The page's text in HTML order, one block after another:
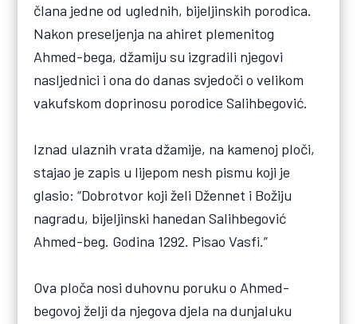
člana jedne od uglednih, bijeljinskih porodica.
Nakon preseljenja na ahiret plemenitog
Ahmed-bega, džamiju su izgradili njegovi
nasljednici i ona do danas svjedoči o velikom
vakufskom doprinosu porodice Salihbegović.
Iznad ulaznih vrata džamije, na kamenoj ploči,
stajao je zapis u lijepom nesh pismu koji je
glasio: “Dobrotvor koji želi Džennet i Božiju
nagradu, bijeljinski hanedan Salihbegović
Ahmed-beg. Godina 1292. Pisao Vasfi.”
Ova ploča nosi duhovnu poruku o Ahmed-
begovoj želji da njegova djela na dunjaluku